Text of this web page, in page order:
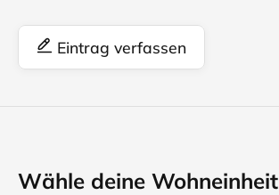
Eintrag verfassen
Wähle deine Wohneinheit